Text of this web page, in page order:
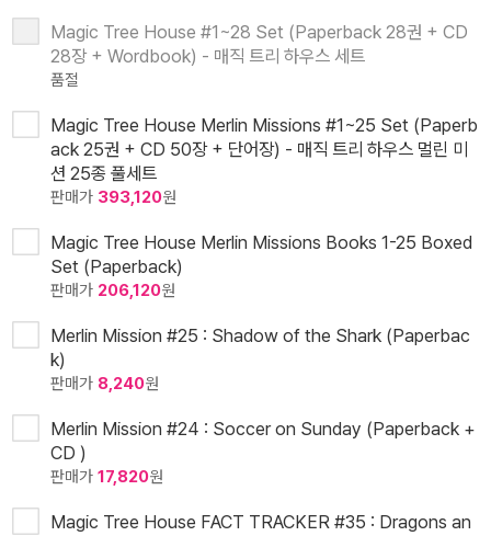
Magic Tree House #1~28 Set (Paperback 28권 + CD
28장 + Wordbook) - 매직 트리 하우스 세트
품절
Magic Tree House Merlin Missions #1~25 Set (Paperb
ack 25권 + CD 50장 + 단어장) - 매직 트리 하우스 멀린 미
션 25종 풀세트
판매가 393,120원
Magic Tree House Merlin Missions Books 1-25 Boxed
Set (Paperback)
판매가 206,120원
Merlin Mission #25 : Shadow of the Shark (Paperbac
k)
판매가 8,240원
Merlin Mission #24 : Soccer on Sunday (Paperback +
CD )
판매가 17,820원
Magic Tree House FACT TRACKER #35 : Dragons an